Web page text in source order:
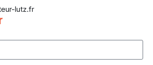
lutz.fr